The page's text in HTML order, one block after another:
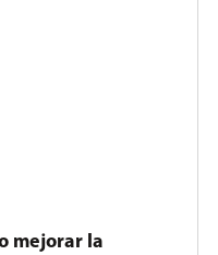
mejorar la